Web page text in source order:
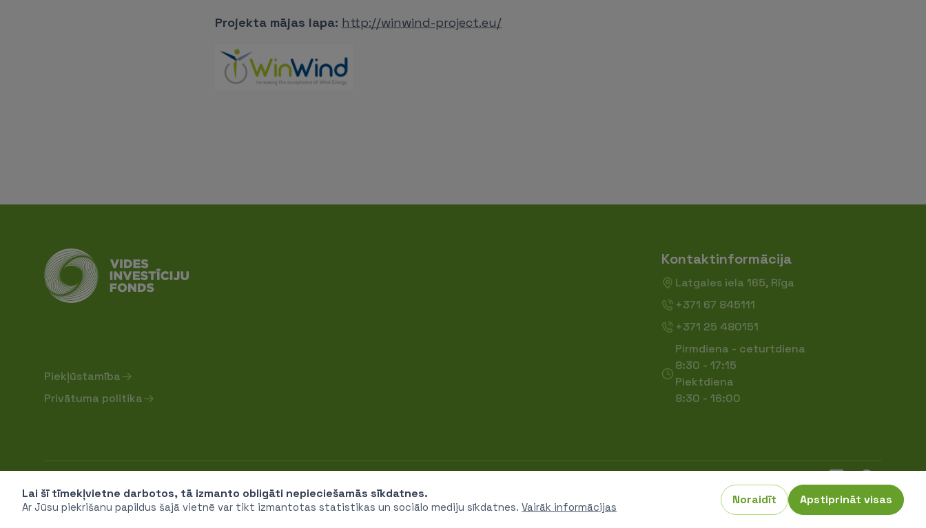
Lai šī tīmekļvietne darbotos, tā izmanto obligāti nepieciešamās sīkdatnes.
Ar Jūsu piekrišanu papildus šajā vietnē var tikt izmantotas statistikas un sociālo mediju sīkdatnes. Vairāk informācijas Noraidīt Apstiprināt visas
Projekta mājas lapa: http://winwind-project.eu/
Piekļūstamība
Privātuma politika
Kontaktinformācija
Latgales iela 165, Rīga
+371 67 845111
+371 25 480151
Pirmdiena - ceturtdiena
8:30 - 17:15
Piektdiena
8:30 - 16:00